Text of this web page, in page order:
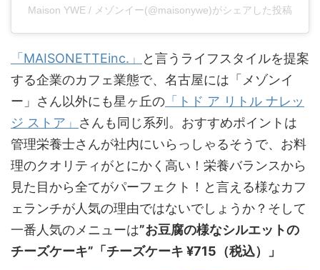
Maison YWE / メゾンイー(@maisonywe)がシェアした投稿
「MAISONETTEinc.」
と言うライフスタイルを提案
する企業のカフェ業態で、名古屋には「メゾンイ
ー」さん以外にも星ヶ丘の 「トド ア リトル ナレッ
ジ ストア」 さんも同じ系列。おすすめポイントは
管理栄養士さんが社内にいらっしゃるそうで、お料
理のクオリティがとにかく高い！栄養バランスから
見た目から全てがパーフェクト！と言える様なカフ
ェランチが人気の理由ではないでしょうか？そして
一番人気のメニューは”お豆腐の様なシルエットの
チーズケーキ” 「チーズケーキ ¥715（税込）」